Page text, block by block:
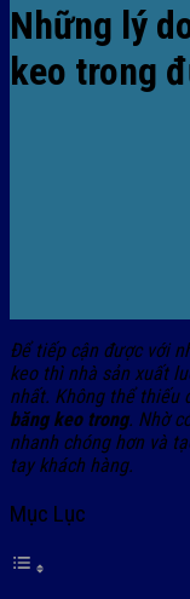
Những lý
keo trong
Để tiếp cận được với
keo thì nhà sản xuất
nhất. Không thể thiếu
băng keo trong. Nhờ
nhanh chóng hơn và
tay khách hàng.
Mục Lục